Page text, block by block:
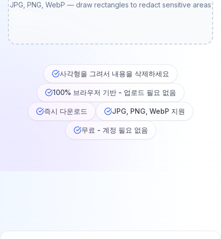
JPG, PNG, WebP — draw rectangles to redact sensitive areas
사각형을 그려서 내용을 삭제하세요
100% 브라우저 기반 - 업로드 필요 없음
즉시 다운로드 JPG, PNG, WebP 지원
무료 - 계정 필요 없음